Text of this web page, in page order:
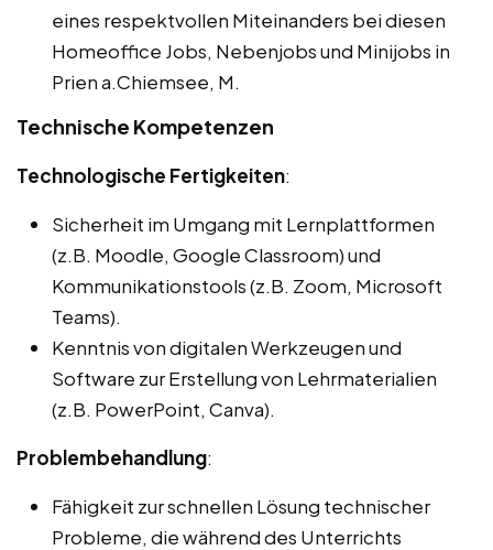
eines respektvollen Miteinanders bei diesen
Homeoffice Jobs, Nebenjobs und Minijobs in
Prien a.Chiemsee, M.
Technische Kompetenzen
Technologische Fertigkeiten:
Sicherheit im Umgang mit Lernplattformen
(z.B. Moodle, Google Classroom) und
Kommunikationstools (z.B. Zoom, Microsoft
Teams).
Kenntnis von digitalen Werkzeugen und
Software zur Erstellung von Lehrmaterialien
(z.B. PowerPoint, Canva).
Problembehandlung:
Fähigkeit zur schnellen Lösung technischer
Probleme, die während des Unterrichts